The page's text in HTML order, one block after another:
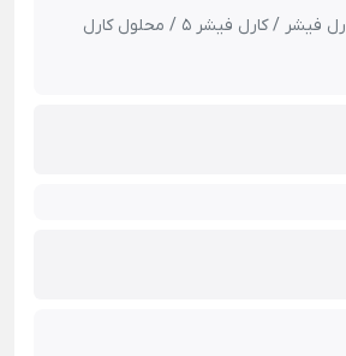
محلول تیتراسیون کارل فیشر / کارل فیشر 5 / محلول کارل